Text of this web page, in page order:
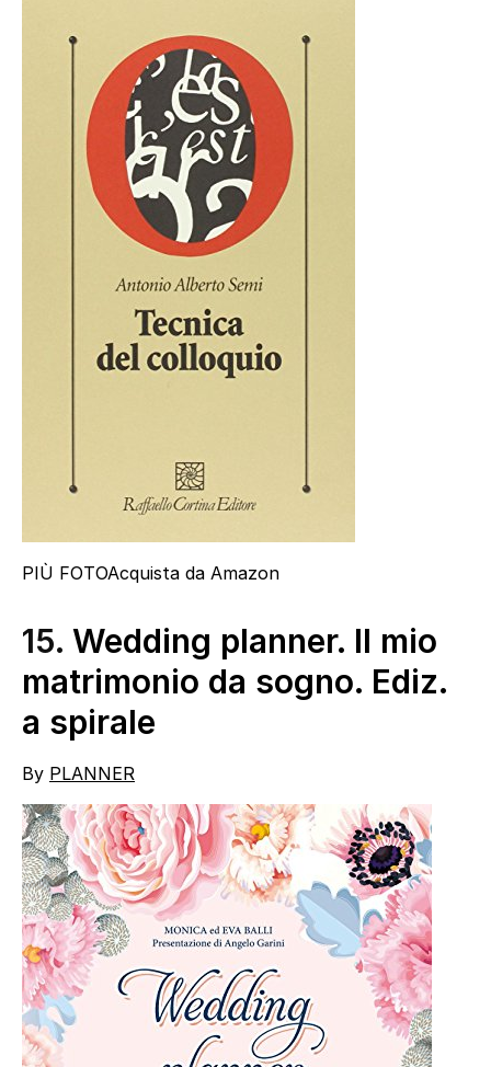
PIÙ FOTOAcquista da Amazon
15. Wedding planner. Il mio
matrimonio da sogno. Ediz.
a spirale
By PLANNER